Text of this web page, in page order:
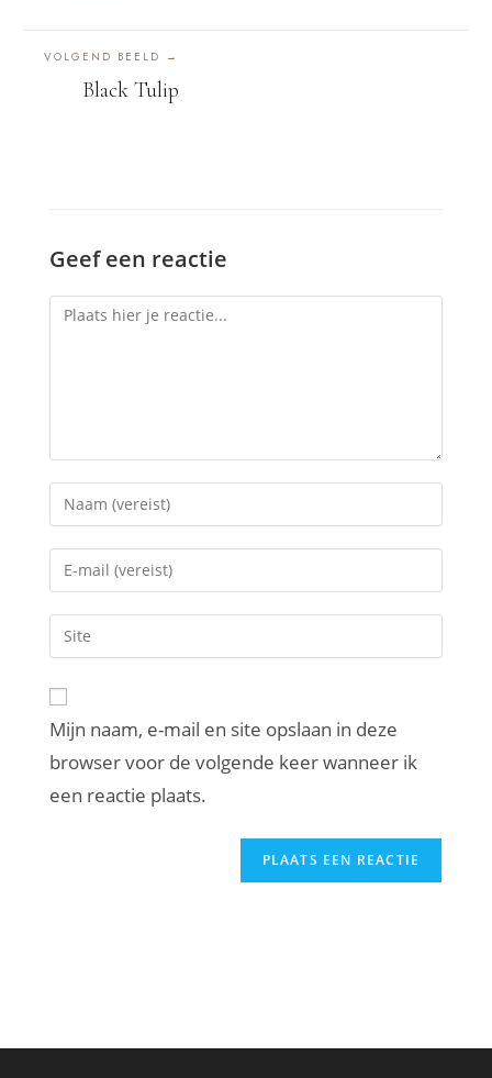
VOLGEND BEELD →
Black Tulip
Geef een reactie
Reactie
Voer
je
naam
om
te
Voer
je
e-
mail
te
kunnen
Voer
je
URL
in
(optioneel)
Mijn naam, e-mail en site opslaan in deze
browser voor de volgende keer wanneer ik
een reactie plaats.